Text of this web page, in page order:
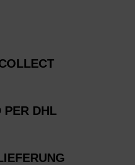
PER DHL